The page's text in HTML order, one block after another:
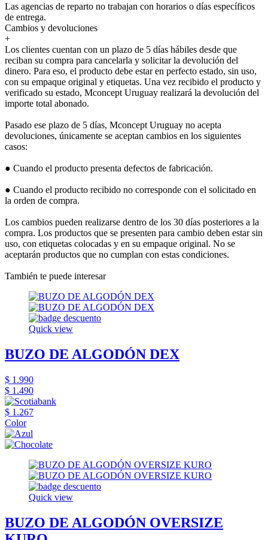
Las agencias de reparto no trabajan con horarios o días específicos
de entrega.
Cambios y devoluciones
+
Los clientes cuentan con un plazo de 5 días hábiles desde que
reciban su compra para cancelarla y solicitar la devolución del
dinero. Para eso, el producto debe estar en perfecto estado, sin uso,
con su empaque original y etiquetas. Una vez recibido el producto y
verificado su estado, Mconcept Uruguay realizará la devolución del
importe total abonado.
Pasado ese plazo de 5 días, Mconcept Uruguay no acepta
devoluciones, únicamente se aceptan cambios en los siguientes
casos:
● Cuando el producto presenta defectos de fabricación.
● Cuando el producto recibido no corresponde con el solicitado en
la orden de compra.
Los cambios pueden realizarse dentro de los 30 días posteriores a la
compra. Los productos que se presenten para cambio deben estar sin
uso, con etiquetas colocadas y en su empaque original. No se
aceptarán productos que no cumplan con estas condiciones.
También te puede interesar
Quick view
BUZO DE ALGODÓN DEX
$ 1.990
$ 1.490
$ 1.267
Color
Quick view
BUZO DE ALGODÓN OVERSIZE